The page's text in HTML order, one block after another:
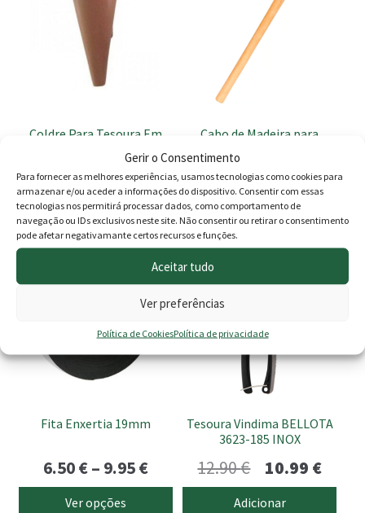
Gerir o Consentimento
Para fornecer as melhores experiências, usamos tecnologias como cookies para
armazenar e/ou aceder a informações do dispositivo. Consentir com essas
tecnologias nos permitirá processar dados, como comportamento de
navegação ou IDs exclusivos neste site. Não consentir ou retirar o consentimento
pode afetar negativamante certos recursos e funções.
Aceitar tudo
Ver preferências
Política de CookiesPolítica de privacidade
Coldre Para Tesoura Em
8.60€
Esgotado
Cabo de Madeira para
4.45€–5.30€Price
5.30 €
Ver opções
options
on
the
product
page
Fita Enxertia 19mm
6.50€– 9.95€Price
range:
Ver opções
This
has
The
options
chosen
Tesoura Vindima BELLOTA
3623-185 INOX
12.90€
preço
10.99 €O
preço
Adicionar